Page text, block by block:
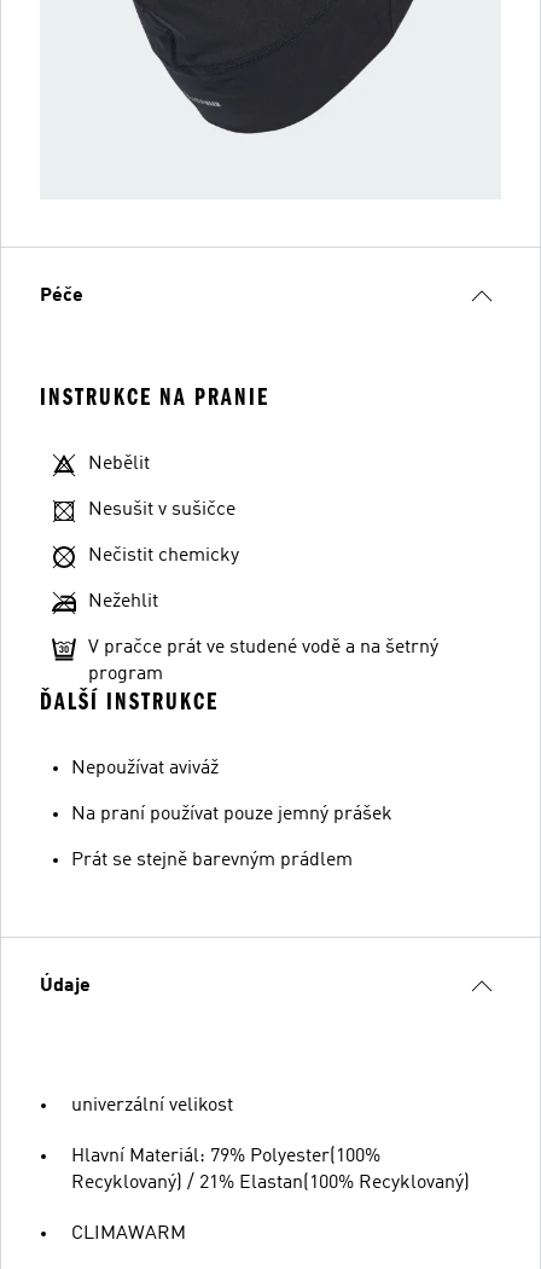
Péče
INSTRUKCE NA PRANIE
Nebělit
Nesušit v sušičce
Nečistit chemicky
Nežehlit
V pračce prát ve studené vodě a na šetrný
program
ĎALŠÍ INSTRUKCE
Nepoužívat aviváž
Na praní používat pouze jemný prášek
Prát se stejně barevným prádlem
Údaje
univerzální velikost
Hlavní Materiál: 79% Polyester(100%
Recyklovaný) / 21% Elastan(100% Recyklovaný)
CLIMAWARM